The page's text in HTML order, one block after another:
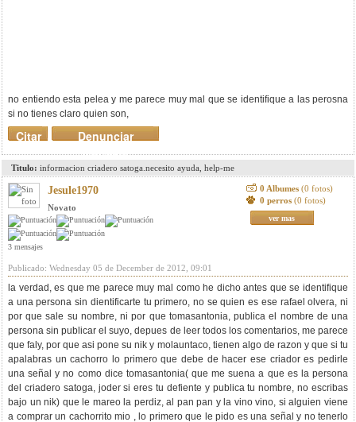
no entiendo esta pelea y me parece muy mal que se identifique a las perosna
si no tienes claro quien son,
Denunciar
mensaje
Citar
Titulo: informacion criadero satoga.necesito ayuda, help-me
Jesule1970
Novato
3 mensajes
0 Albumes (0 fotos)
0 perros (0 fotos)
ver mas
Publicado: Wednesday 05 de December de 2012, 09:01
la verdad, es que me parece muy mal como he dicho antes que se identifique
a una persona sin dientificarte tu primero, no se quien es ese rafael olvera, ni
por que sale su nombre, ni por que tomasantonia, publica el nombre de una
persona sin publicar el suyo, depues de leer todos los comentarios, me parece
que faly, por que asi pone su nik y molauntaco, tienen algo de razon y que si tu
apalabras un cachorro lo primero que debe de hacer ese criador es pedirle
una señal y no como dice tomasantonia( que me suena a que es la persona
del criadero satoga, joder si eres tu defiente y publica tu nombre, no escribas
bajo un nik) que le mareo la perdiz, al pan pan y la vino vino, si alguien viene
a comprar un cachorrito mio , lo primero que le pido es una señal y no tenerlo